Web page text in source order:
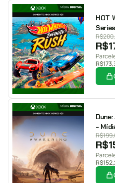
HOT
R$
R$
R$
-
R$
R$
R$